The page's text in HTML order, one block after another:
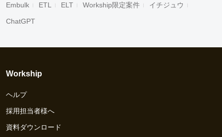
Embulk ETL ELT Workship限定案件 イチジュウ
ChatGPT
Workship
ヘルプ
採用担当者様へ
資料ダウンロード